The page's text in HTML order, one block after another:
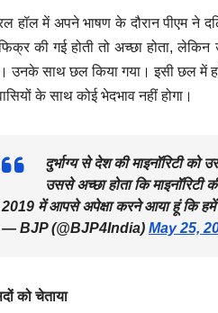
हॉल में अपने भाषण के दौरान पीएम ने
की गई होती तो अच्छा होता,
उनके साथ छल किया गया। इसी छल में
के साथ कोई भेदभाव नहीं होगा।
दुर्भाग्य से देश की माइनॉरिटी
उससे अच्छा होता कि माइनॉरिटी
2019 में आपसे अपेक्षा करने आया हूं कि हमें
— BJP (@BJP4India) May 25,
को चेताया